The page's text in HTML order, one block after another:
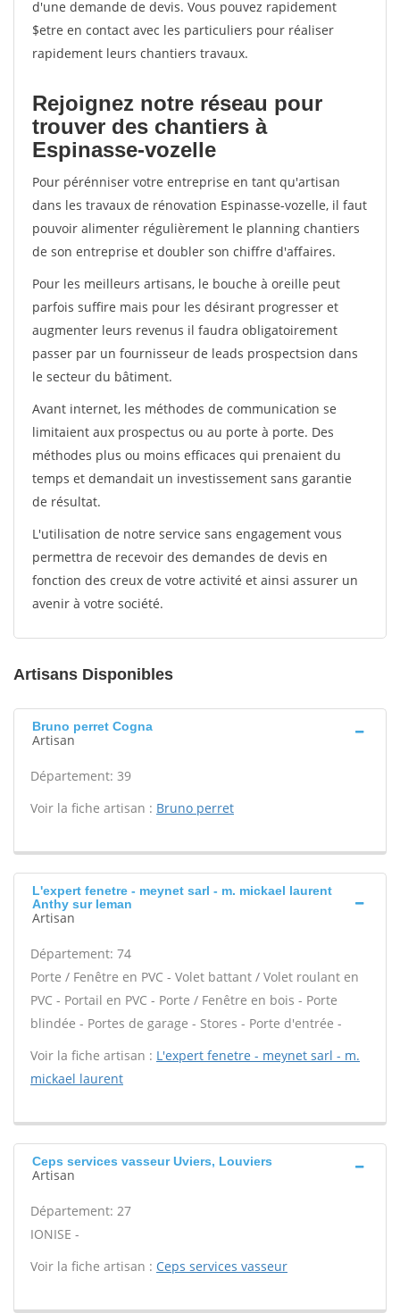
d'une demande de devis. Vous pouvez rapidement
$etre en contact avec les particuliers pour réaliser
rapidement leurs chantiers travaux.
Rejoignez notre réseau pour
trouver des chantiers à
Espinasse-vozelle
Pour pérénniser votre entreprise en tant qu'artisan
dans les travaux de rénovation Espinasse-vozelle, il faut
pouvoir alimenter régulièrement le planning chantiers
de son entreprise et doubler son chiffre d'affaires.
Pour les meilleurs artisans, le bouche à oreille peut
parfois suffire mais pour les désirant progresser et
augmenter leurs revenus il faudra obligatoirement
passer par un fournisseur de leads prospectsion dans
le secteur du bâtiment.
Avant internet, les méthodes de communication se
limitaient aux prospectus ou au porte à porte. Des
méthodes plus ou moins efficaces qui prenaient du
temps et demandait un investissement sans garantie
de résultat.
L'utilisation de notre service sans engagement vous
permettra de recevoir des demandes de devis en
fonction des creux de votre activité et ainsi assurer un
avenir à votre société.
Artisans Disponibles
Bruno perret Cogna
Artisan
Département: 39
Voir la fiche artisan : Bruno perret
L'expert fenetre - meynet sarl - m. mickael laurent
Anthy sur leman
Artisan
Département: 74
Porte / Fenêtre en PVC - Volet battant / Volet roulant en
PVC - Portail en PVC - Porte / Fenêtre en bois - Porte
blindée - Portes de garage - Stores - Porte d'entrée -
Voir la fiche artisan : L'expert fenetre - meynet sarl - m.
mickael laurent
Ceps services vasseur Uviers, Louviers
Artisan
Département: 27
IONISE -
Voir la fiche artisan : Ceps services vasseur